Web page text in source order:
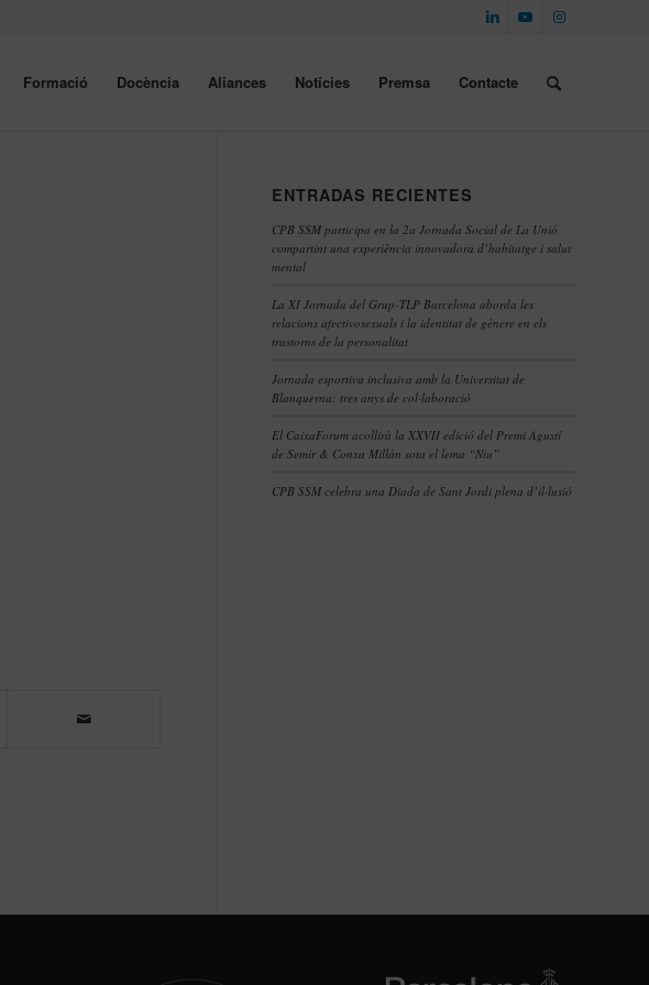
Formació Docència Aliances Notícies Premsa Contacte
ENTRADAS RECIENTES
CPB SSM participa en la 2a Jornada Social de La Unió
compartint una experiència innovadora d’habitatge i salut
mental
La XI Jornada del Grup-TLP Barcelona aborda les
relacions afectivosexuals i la identitat de gènere en els
trastorns de la personalitat
Jornada esportiva inclusiva amb la Universitat de
Blanquerna: tres anys de col·laboració
El CaixaForum acollirà la XXVII edició del Premi Agustí
de Semir & Conxa Millán sota el lema “Niu”
CPB SSM celebra una Diada de Sant Jordi plena d’il·lusió